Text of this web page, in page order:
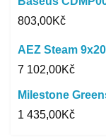
803,00Kč
AEZ Steam
7 102,00Kč
Milestone
1 435,00Kč